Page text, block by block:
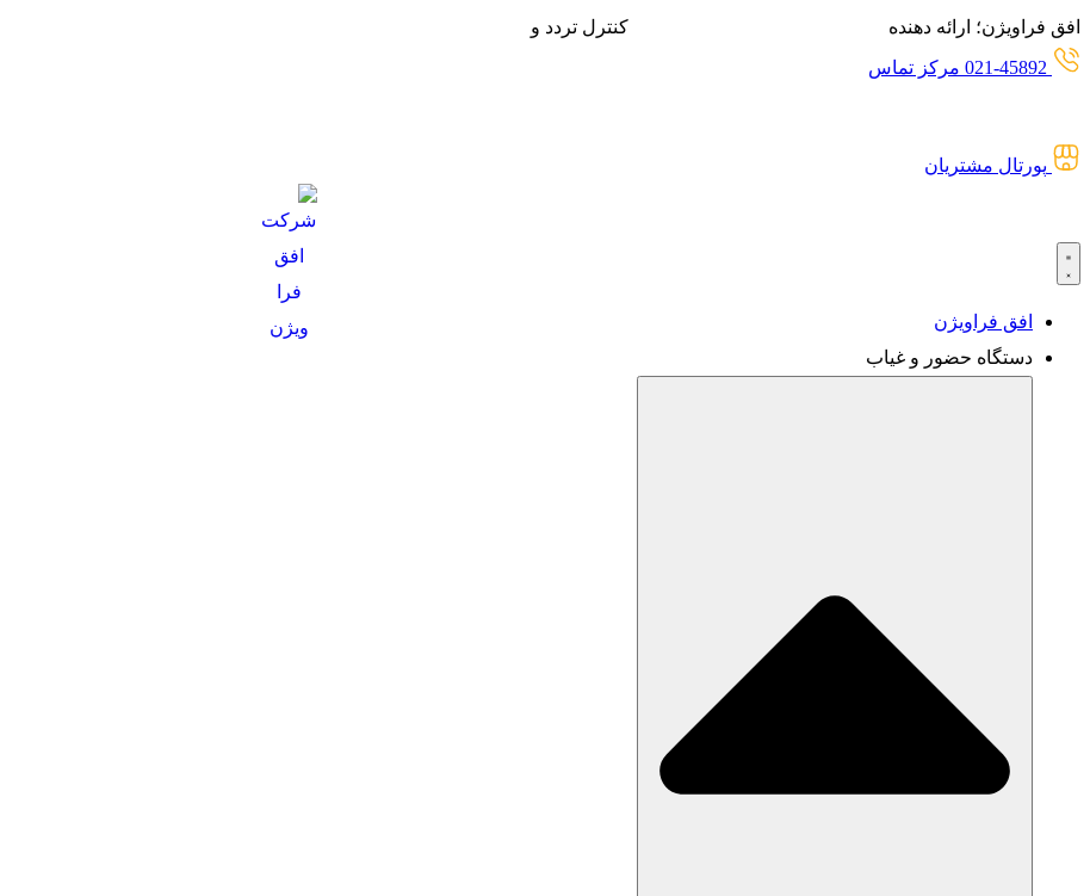
پرش
به
افق فراویژن؛ ارائه دهنده کنترل تردد و
021-45892 مرکز تماس
پورتال مشتریان
افق فراویژن
دستگاه حضور و غیاب